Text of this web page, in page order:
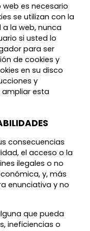
web es necesario
se utilizan con la
la web, nunca
si usted lo
para ser
de cookies y
en su disco
y
esta
consecuencias
el acceso o la
ilegales o no
y, más
enunciativa y no
que pueda
ineficiencias o